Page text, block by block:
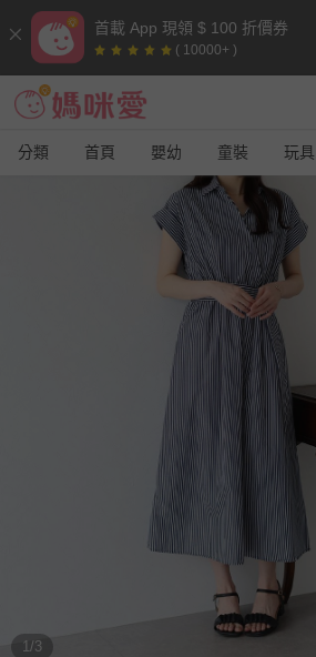
首載 App 現領 $ 100 折價券
( 10000+ )
分類 首頁 嬰幼 童裝 玩具
1/3